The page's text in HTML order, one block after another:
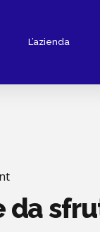
L’azienda
da